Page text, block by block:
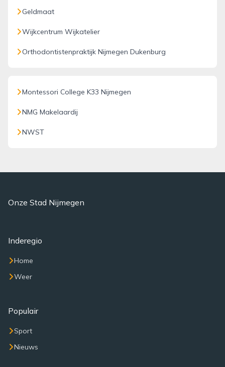
Geldmaat
Wijkcentrum Wijkatelier
Orthodontistenpraktijk Nijmegen Dukenburg
Montessori College K33 Nijmegen
NMG Makelaardij
NWST
Onze Stad Nijmegen
Inderegio
Home
Weer
Populair
Sport
Nieuws